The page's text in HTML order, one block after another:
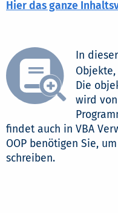
Hier das ganze
In dieser
Die
wird
findet auch in VBA
OOP benötigen Sie,
schreiben.